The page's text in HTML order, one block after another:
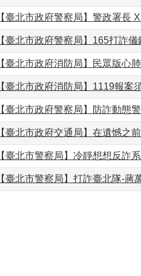
【臺北市政府警察局】警政署長
【臺北市政府警察局】165打詐
【臺北市政府消防局】民眾版心
【臺北市政府消防局】1119報案
【臺北市政府警察局】防詐動態
【臺北市政府交通局】在遺憾之
【臺北市警察局】冷靜想想反詐
【臺北市警察局】打詐臺北隊-蔣